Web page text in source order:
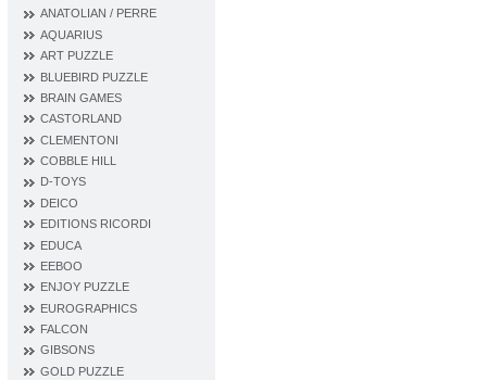
ANATOLIAN / PERRE
AQUARIUS
ART PUZZLE
BLUEBIRD PUZZLE
BRAIN GAMES
CASTORLAND
CLEMENTONI
COBBLE HILL
D‐TOYS
DEICO
EDITIONS RICORDI
EDUCA
EEBOO
ENJOY PUZZLE
EUROGRAPHICS
FALCON
GIBSONS
GOLD PUZZLE